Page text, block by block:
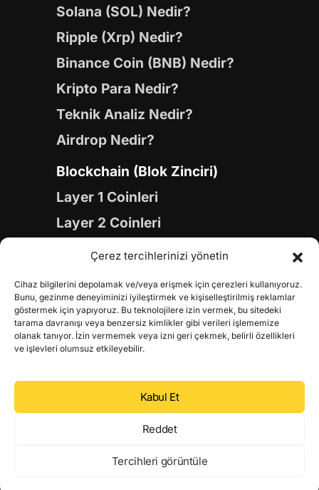
Çerez tercihlerinizi yönetin
Cihaz bilgilerini depolamak ve/veya erişmek için çerezleri kullanıyoruz.
Bunu, gezinme deneyiminizi iyileştirmek ve kişiselleştirilmiş reklamlar
göstermek için yapıyoruz. Bu teknolojilere izin vermek, bu sitedeki
tarama davranışı veya benzersiz kimlikler gibi verileri işlememize
olanak tanıyor. İzin vermemek veya izni geri çekmek, belirli özellikleri
ve işlevleri olumsuz etkileyebilir.
Kabul Et
Reddet
Tercihleri görüntüle
Solana (SOL) Nedir?
Ripple (Xrp) Nedir?
Binance Coin (BNB) Nedir?
Kripto Para Nedir?
Teknik Analiz Nedir?
Airdrop Nedir?
Blockchain (Blok Zinciri)
Layer 1 Coinleri
Layer 2 Coinleri
Yapay Zeka (AI) Coinleri
Gaming Coinleri
RWA Coinleri
DeFi Coinleri
DePIN Coinleri
Metaverse Coinleri
Web 3.0 Coinleri
Coin Türevleri